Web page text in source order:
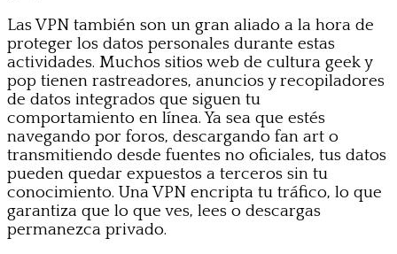
Las VPN también son un gran aliado a la hora de
proteger los datos personales durante estas
actividades. Muchos sitios web de cultura geek y
pop tienen rastreadores, anuncios y recopiladores
de datos integrados que siguen tu
comportamiento en línea. Ya sea que estés
navegando por foros, descargando fan art o
transmitiendo desde fuentes no oficiales, tus datos
pueden quedar expuestos a terceros sin tu
conocimiento. Una VPN encripta tu tráfico, lo que
garantiza que lo que ves, lees o descargas
permanezca privado.